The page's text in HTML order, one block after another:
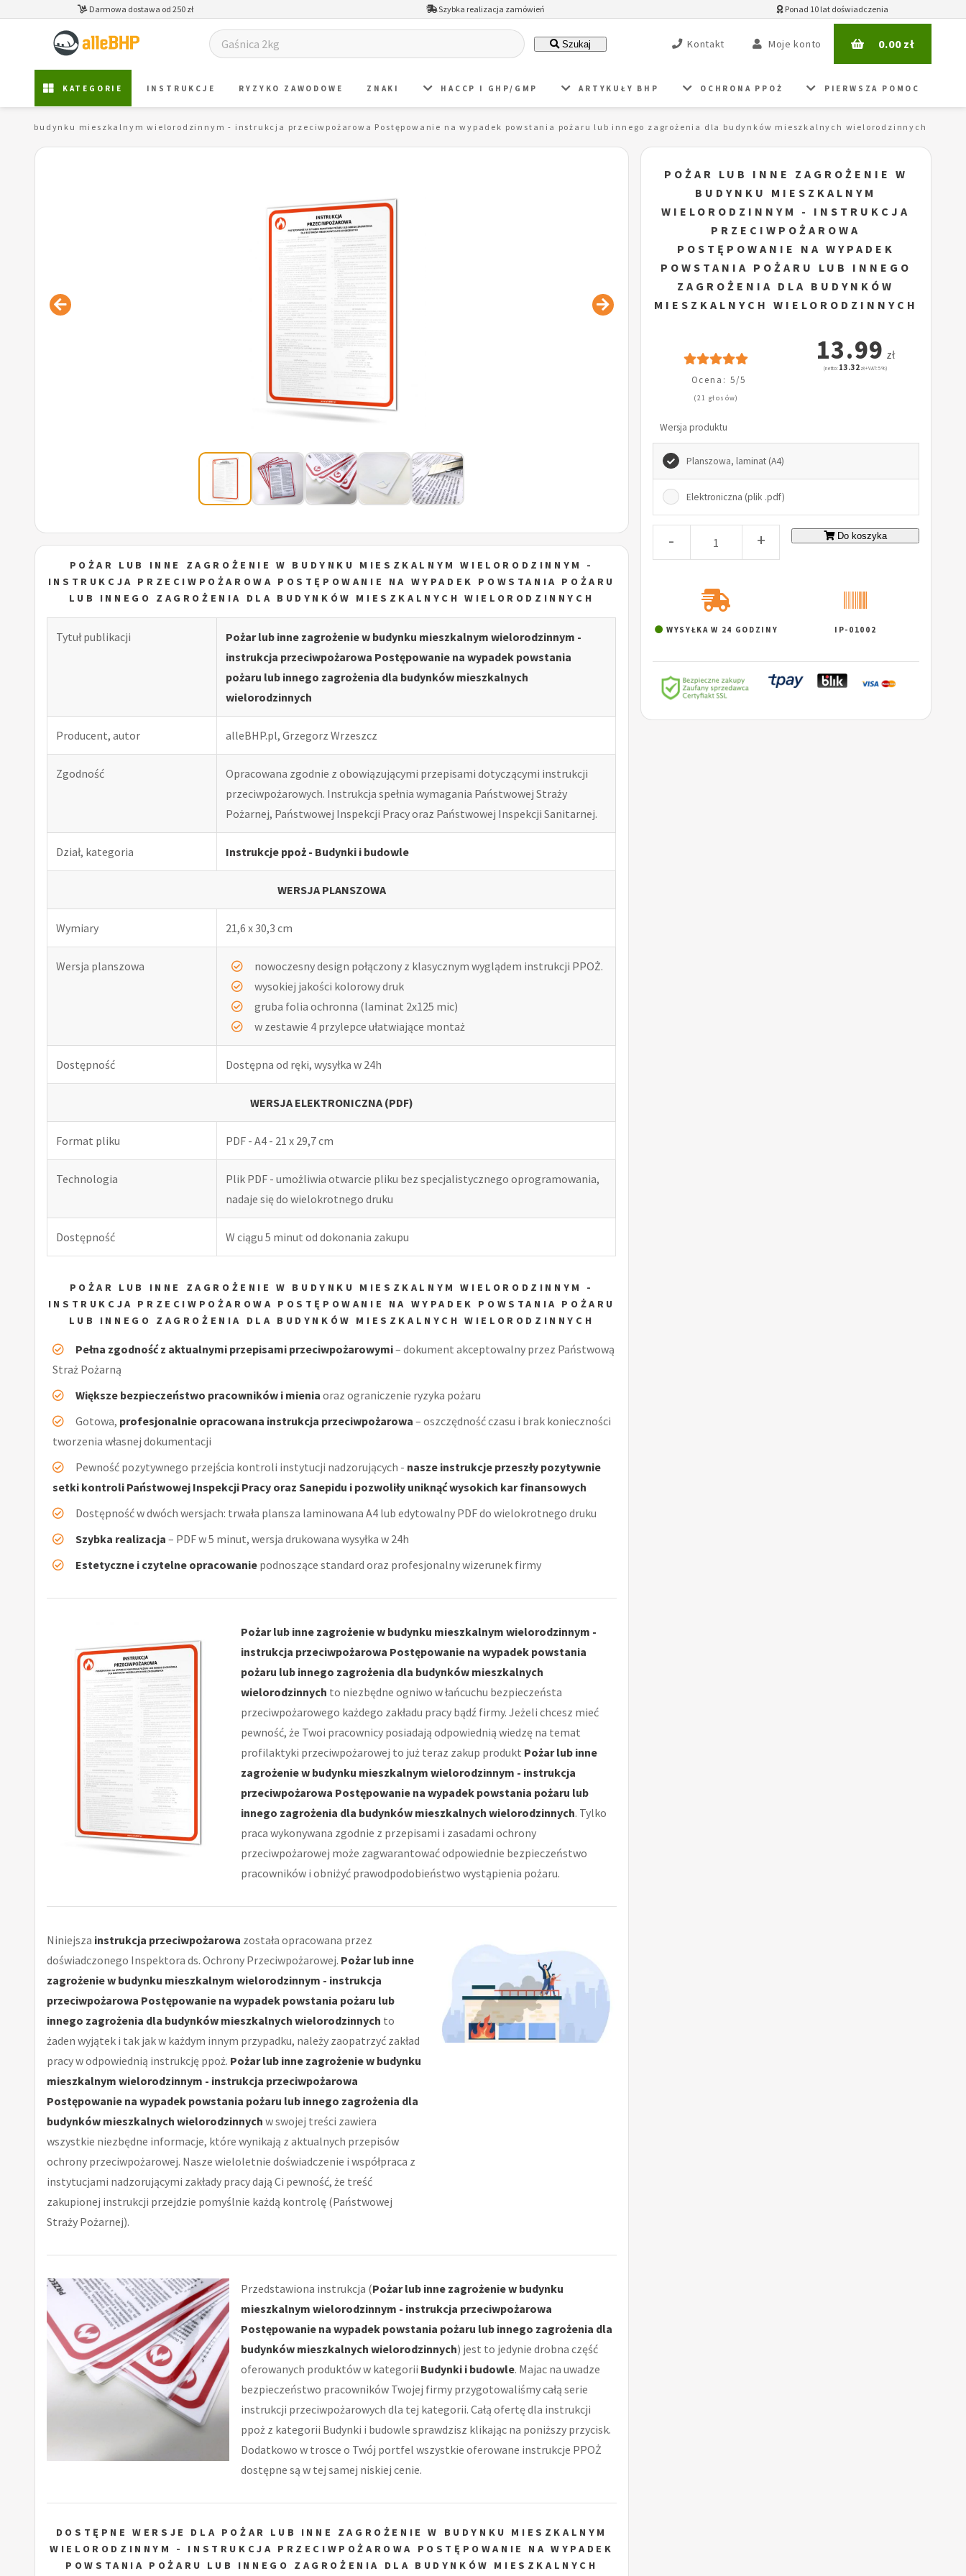
Darmowa dostawa od 250 zł Szybka realizacja zamówień Ponad 10 lat doświadczenia
Szukaj Kontakt Moje konto 0.00zł
KATEGORIE INSTRUKCJE RYZYKO ZAWODOWE ZNAKI HACCP I GHP/GMP ARTYKUŁY BHP OCHRONA PPOŻ PIERWSZA POMOC
w budynku mieszkalnym wielorodzinnym - instrukcja przeciwpożarowa Postępowanie na wypadek powstania pożaru lub innego zagrożenia dla budynków mieszkalnych wielorodzinnych
POŻAR LUB INNE ZAGROŻENIE W BUDYNKU MIESZKALNYM WIELORODZINNYM -
INSTRUKCJA PRZECIWPOŻAROWA POSTĘPOWANIE NA WYPADEK POWSTANIA POŻARU
LUB INNEGO ZAGROŻENIA DLA BUDYNKÓW MIESZKALNYCH WIELORODZINNYCH
Tytuł publikacji
Pożar lub inne zagrożenie w budynku mieszkalnym wielorodzinnym -
instrukcja przeciwpożarowa Postępowanie na wypadek powstania
pożaru lub innego zagrożenia dla budynków mieszkalnych
wielorodzinnych
Producent, autor alleBHP.pl, Grzegorz Wrzeszcz
Zgodność
Opracowana zgodnie z obowiązującymi przepisami dotyczącymi instrukcji
przeciwpożarowych. Instrukcja spełnia wymagania Państwowej Straży
Pożarnej, Państwowej Inspekcji Pracy oraz Państwowej Inspekcji Sanitarnej.
Dział, kategoria Instrukcje ppoż - Budynki i budowle
WERSJA PLANSZOWA
Wymiary 21,6 x 30,3 cm
Wersja planszowa
nowoczesny design połączony z klasycznym wyglądem instrukcji PPOŻ.
wysokiej jakości kolorowy druk
gruba folia ochronna (laminat 2x125 mic)
w zestawie 4 przylepce ułatwiające montaż
Dostępność Dostępna od ręki, wysyłka w 24h
WERSJA ELEKTRONICZNA (PDF)
Format pliku PDF - A4 - 21 x 29,7 cm
Technologia
Plik PDF - umożliwia otwarcie pliku bez specjalistycznego oprogramowania,
nadaje się do wielokrotnego druku
Dostępność W ciągu 5 minut od dokonania zakupu
POŻAR LUB INNE ZAGROŻENIE W BUDYNKU MIESZKALNYM WIELORODZINNYM -
INSTRUKCJA PRZECIWPOŻAROWA POSTĘPOWANIE NA WYPADEK POWSTANIA POŻARU
LUB INNEGO ZAGROŻENIA DLA BUDYNKÓW MIESZKALNYCH WIELORODZINNYCH
Pełna zgodność z aktualnymi przepisami przeciwpożarowymi– dokument akceptowalny przez Państwową
Straż Pożarną
Większe bezpieczeństwo pracowników i mienia oraz ograniczenie ryzyka pożaru
Gotowa, profesjonalnie opracowana instrukcja przeciwpożarowa – oszczędność czasu i brak konieczności
tworzenia własnej dokumentacji
Pewność pozytywnego przejścia kontroli instytucji nadzorujących - nasze instrukcje przeszły pozytywnie
setki kontroli Państwowej Inspekcji Pracy oraz Sanepidu i pozwoliły uniknąć wysokich kar finansowych
Dostępność w dwóch wersjach: trwała plansza laminowana A4 lub edytowalny PDF do wielokrotnego druku
Szybka realizacja – PDF w 5 minut, wersja drukowana wysyłka w 24h
Estetyczne i czytelne opracowanie podnoszące standard oraz profesjonalny wizerunek firmy
Pożar lub inne zagrożenie w budynku mieszkalnym wielorodzinnym -
instrukcja przeciwpożarowa Postępowanie na wypadek powstania
pożaru lub innego zagrożenia dla budynków mieszkalnych
wielorodzinnych to niezbędne ogniwo w łańcuchu bezpieczeństa
przeciwpożarowego każdego zakładu pracy bądź firmy. Jeżeli chcesz mieć
pewność, że Twoi pracownicy posiadają odpowiednią wiedzę na temat
profilaktyki przeciwpożarowej to już teraz zakup produkt Pożar lub inne
zagrożenie w budynku mieszkalnym wielorodzinnym - instrukcja
przeciwpożarowa Postępowanie na wypadek powstania pożaru lub
innego zagrożenia dla budynków mieszkalnych wielorodzinnych. Tylko
praca wykonywana zgodnie z przepisami i zasadami ochrony
przeciwpożarowej może zagwarantować odpowiednie bezpieczeństwo
pracowników i obniżyć prawodpodobieństwo wystąpienia pożaru.
Niniejsza instrukcja przeciwpożarowa została opracowana przez
doświadczonego Inspektora ds. Ochrony Przeciwpożarowej. Pożar lub inne
zagrożenie w budynku mieszkalnym wielorodzinnym - instrukcja
przeciwpożarowa Postępowanie na wypadek powstania pożaru lub
innego zagrożenia dla budynków mieszkalnych wielorodzinnych to
żaden wyjątek i tak jak w każdym innym przypadku, należy zaopatrzyć zakład
pracy w odpowiednią instrukcję ppoż. Pożar lub inne zagrożenie w budynku
mieszkalnym wielorodzinnym - instrukcja przeciwpożarowa
Postępowanie na wypadek powstania pożaru lub innego zagrożenia dla
budynków mieszkalnych wielorodzinnych w swojej treści zawiera
wszystkie niezbędne informacje, które wynikają z aktualnych przepisów
ochrony przeciwpożarowej. Nasze wieloletnie doświadczenie i współpraca z
instytucjami nadzorującymi zakłady pracy dają Ci pewność, że treść
zakupionej instrukcji przejdzie pomyślnie każdą kontrolę (Państwowej
Straży Pożarnej).
Przedstawiona instrukcja (Pożar lub inne zagrożenie w budynku
mieszkalnym wielorodzinnym - instrukcja przeciwpożarowa
Postępowanie na wypadek powstania pożaru lub innego zagrożenia dla
budynków mieszkalnych wielorodzinnych) jest to jedynie drobna część
oferowanych produktów w kategorii Budynki i budowle. Majac na uwadze
bezpieczeństwo pracowników Twojej firmy przygotowaliśmy całą serie
instrukcji przeciwpożarowych dla tej kategorii. Całą ofertę dla instrukcji
ppoż z kategorii Budynki i budowle sprawdzisz klikając na poniższy przycisk.
Dodatkowo w trosce o Twój portfel wszystkie oferowane instrukcje PPOŻ
dostępne są w tej samej niskiej cenie.
DOSTĘPNE WERSJE DLA POŻAR LUB INNE ZAGROŻENIE W BUDYNKU MIESZKALNYM
WIELORODZINNYM - INSTRUKCJA PRZECIWPOŻAROWA POSTĘPOWANIE NA WYPADEK
POWSTANIA POŻARU LUB INNEGO ZAGROŻENIA DLA BUDYNKÓW MIESZKALNYCH
POŻAR LUB INNE ZAGROŻENIE W
BUDYNKU MIESZKALNYM
WIELORODZINNYM - INSTRUKCJA
PRZECIWPOŻAROWA
POSTĘPOWANIE NA WYPADEK
POWSTANIA POŻARU LUB INNEGO
ZAGROŻENIA DLA BUDYNKÓW
MIESZKALNYCH WIELORODZINNYCH
Ocena: 5/5
(21 głosów)
13.99 zł
(netto: 13.32 zł + VAT: 5%)
Wersja produktu
Planszowa, laminat (A4)
Elektroniczna (plik .pdf)
- + Do koszyka
WYSYŁKA W 24 GODZINY IP-01002